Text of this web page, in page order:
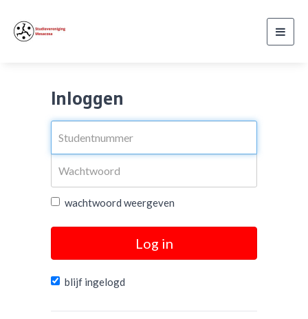
Inloggen
wachtwoord weergeven
Log in
blijf ingelogd